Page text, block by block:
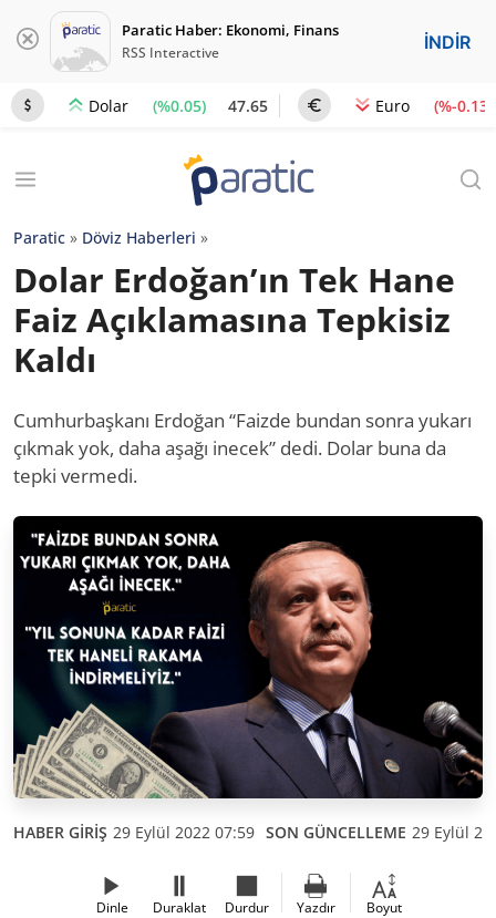
Paratic Haber: Ekonomi, Finans
RSS Interactive İNDİR
Dolar (%0.05) 47.65 Euro (%-0.13)
Paratic » Döviz Haberleri »
Dolar Erdoğan’ın Tek Hane
Faiz Açıklamasına Tepkisiz
Kaldı
Cumhurbaşkanı Erdoğan “Faizde bundan sonra yukarı
çıkmak yok, daha aşağı inecek” dedi. Dolar buna da
tepki vermedi.
HABER GİRİŞ 29 Eylül 2022 07:59 SON GÜNCELLEME 29 Eylül
Dinle Duraklat Durdur Yazdır Boyut